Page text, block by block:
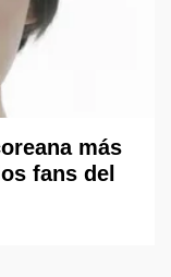
más
fans del